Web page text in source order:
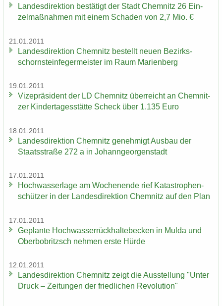
Lan­des­di­rek­ti­on be­stä­tigt der Stadt Chem­nitz 26 Ein­
zel­maß­nah­men mit einem Scha­den von 2,7 Mio. €
21.01.2011
Lan­des­di­rek­ti­on Chem­nitz be­stellt neuen Be­zirks­
schorn­stein­fe­ger­meis­ter im Raum Ma­ri­en­berg
19.01.2011
Vi­ze­prä­si­dent der LD Chem­nitz über­reicht an Chem­nit­
zer Kin­der­ta­ges­stät­te Scheck über 1.135 Euro
18.01.2011
Lan­des­di­rek­ti­on Chem­nitz ge­neh­migt Aus­bau der
Staats­stra­ße 272 a in Jo­hann­ge­or­gen­stadt
17.01.2011
Hoch­was­ser­la­ge am Wo­chen­en­de rief Ka­ta­stro­phen­
schüt­zer in der Lan­des­di­rek­ti­on Chem­nitz auf den Plan
17.01.2011
Ge­plan­te Hoch­was­ser­rück­hal­te­be­cken in Mulda und
Ober­bobritzsch neh­men erste Hürde
12.01.2011
Lan­des­di­rek­ti­on Chem­nitz zeigt die Aus­stel­lung "Unter
Druck – Zei­tun­gen der fried­li­chen Re­vo­lu­ti­on"